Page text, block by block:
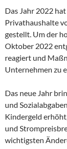
Das Jahr 2022
Privathaushalte
gestellt. Um der
Oktober 2022
reagiert und
Unternehmen zu
Das neue Jahr
und
Kindergeld
und
wichtigsten